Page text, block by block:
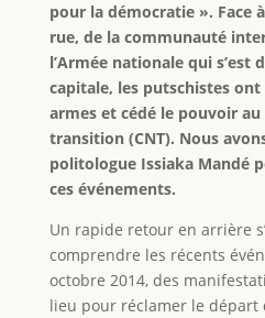
pour la démocratie ». Face
rue, de la communauté
l’Armée nationale qui s’est
capitale, les putschistes
armes et cédé le pouvoir
transition (CNT). Nous
politologue Issiaka Mandé
ces événements.
Un rapide retour en arrière
comprendre les récents
octobre 2014, des
lieu pour réclamer le départ